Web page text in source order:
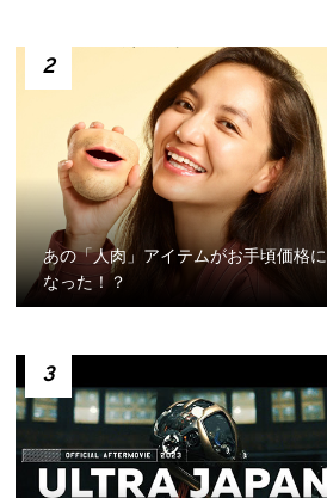
2
あの「人肉」アイテムがお手頃価格に
なった！？
3